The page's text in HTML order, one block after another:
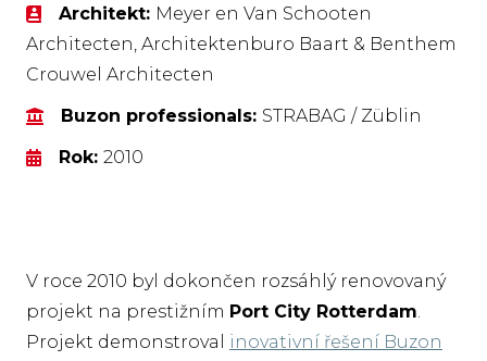
Architekt: Meyer en Van Schooten
Architecten, Architektenburo Baart & Benthem
Crouwel Architecten
Buzon professionals: STRABAG / Züblin
Rok:2010
V roce 2010 byl dokončen rozsáhlý renovovaný
projekt na prestižním Port City Rotterdam.
Projekt demonstroval
inovativní řešení Buzon